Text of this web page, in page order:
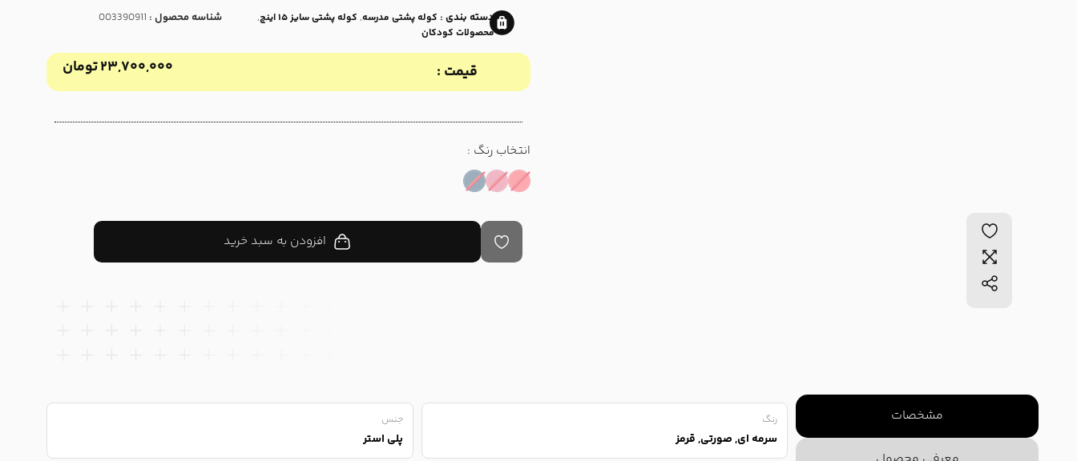
دسته بندی : کوله پشتی مدرسه, کوله پشتی سایز ۱۵ اینچ ,
محصولات کودکان
شناسه محصول : 003390911
قیمت : ۲۳,۷۰۰,۰۰۰تومان
انتخاب رنگ :
افزودن به سبد خرید
مشخصات رنگ
سرمه ای, صورتی, قرمز
جنس
پلی استر